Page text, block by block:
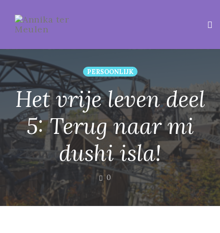
PERSOONLIJK
Het vrije leven deel
5: Terug naar mi
dushi isla!
0COMMENTS